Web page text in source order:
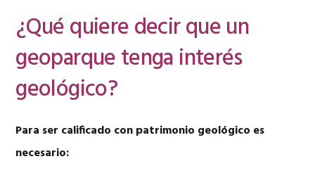
¿Qué quiere decir que un
geoparque tenga interés
geológico?
Para ser calificado con patrimonio geológico es
necesario: